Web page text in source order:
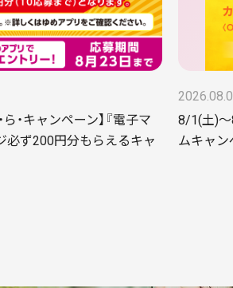
ら・キャンペーン】『電子マ
必ず200円分もらえるキャ
8/1(土)
ムキャン